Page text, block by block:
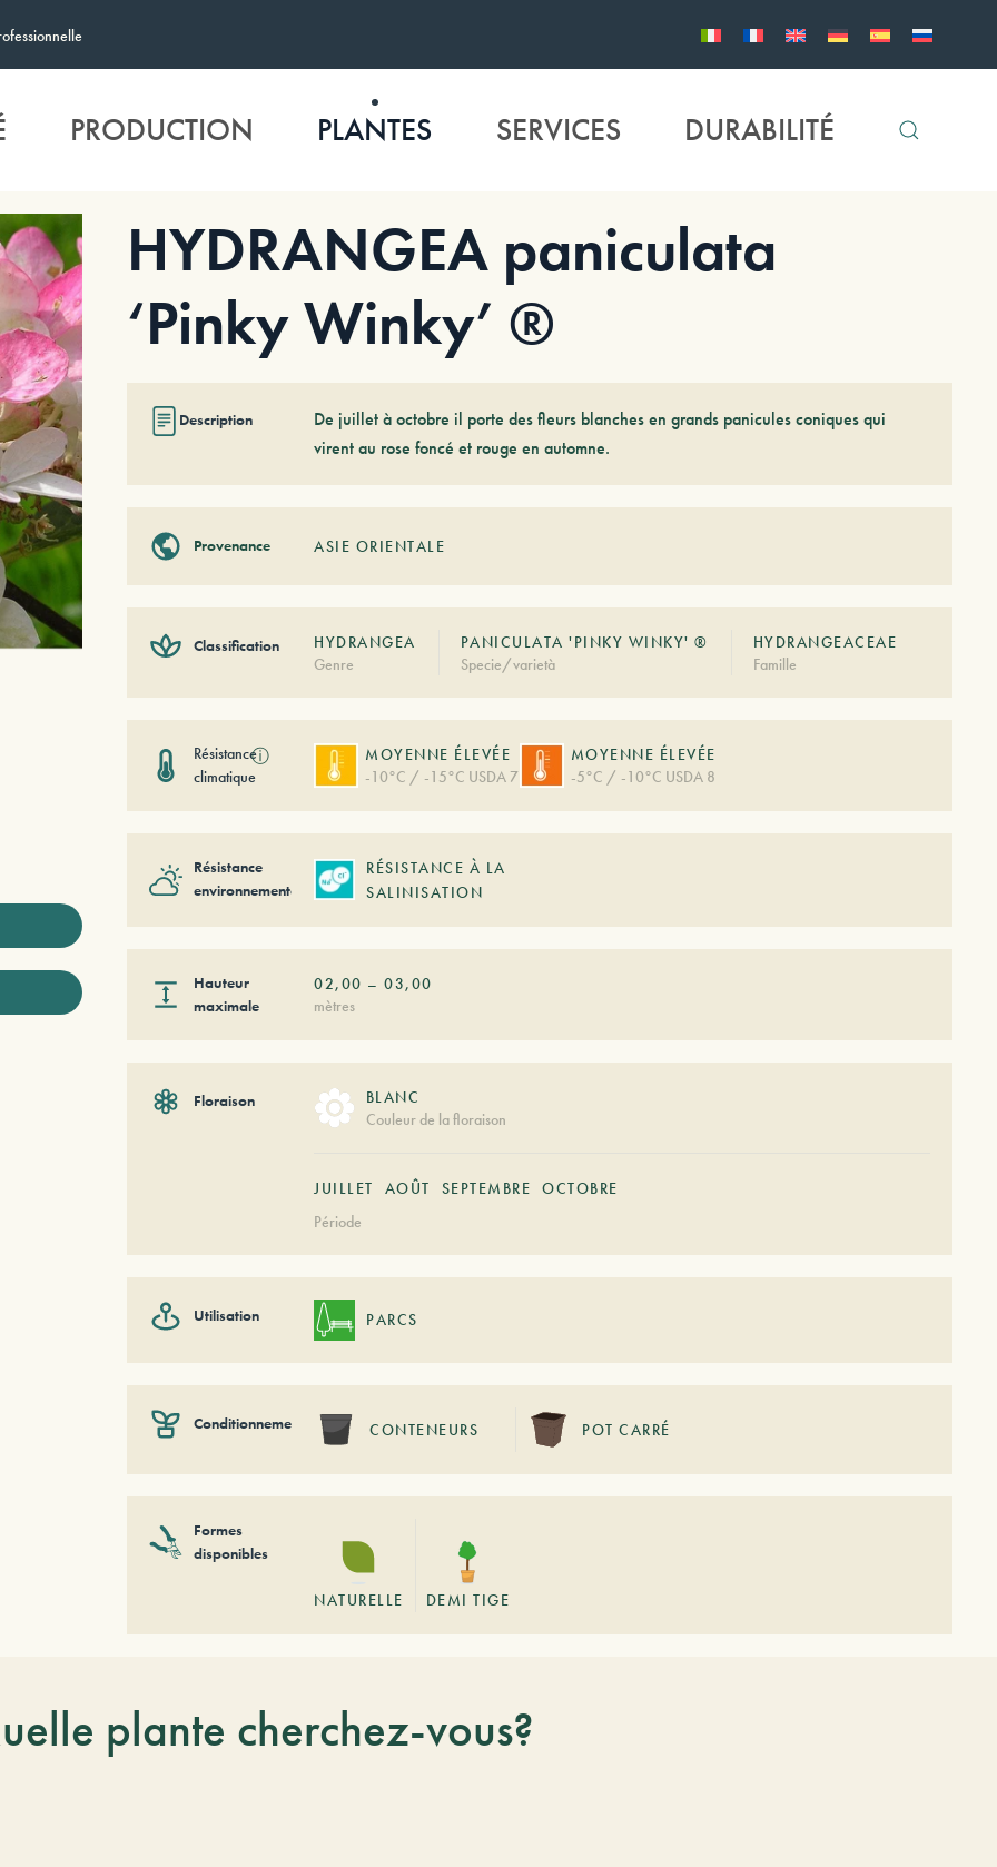
PRODUCTION PLANTES SERVICES DURABILITÉ
HYDRANGEA paniculata
‘Pinky Winky’ ®
Description
De juillet à octobre il porte des fleurs blanches en grands panicules coniques qui
virent au rose foncé et rouge en automne.
Provenance ASIE ORIENTALE
Classification
HYDRANGEA
Genre
PANICULATA 'PINKY WINKY' ®
Specie/varietà
HYDRANGEACEAE
Famille
Résistance
climatique
ⓘ
MOYENNE ÉLEVÉE
-10°C / -15°C USDA 7
MOYENNE ÉLEVÉE
-5°C / -10°C USDA 8
Résistance
environnementale
RÉSISTANCE À LA
SALINISATION
Hauteur
maximale
02,00 –03,00
mètres
Floraison
BLANC
Couleur de la floraison
JUILLET AOÛT SEPTEMBRE
OCTOBRE
Période
Utilisation PARCS
Conditionnement CONTENEURS POT CARRÉ
Formes
disponibles
NATURELLE DEMI TIGE
plante cherchez-vous?